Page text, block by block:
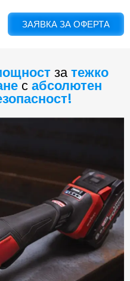
ЗАЯВКА ЗА ОФЕРТА
затежко
сабсолютен